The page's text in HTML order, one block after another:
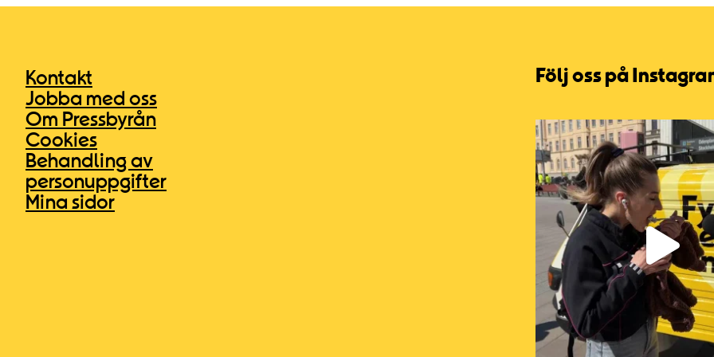
Kontakt
Jobba med oss
Om Pressbyrån
Cookies
Behandling av
personuppgifter
Mina sidor
Följ oss på